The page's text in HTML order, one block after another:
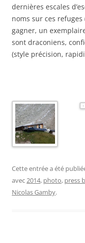
dernières escales
noms sur ces
gagner, un
sont draconiens,
(style précision,
Cette entrée a été
avec2014, photo, press
Nicolas Gamby.